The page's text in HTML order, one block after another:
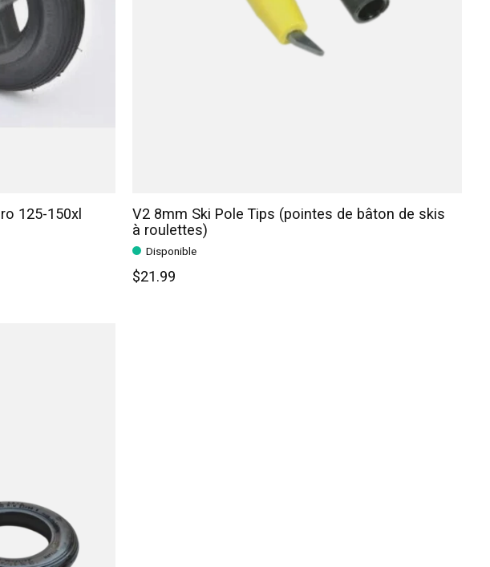
125-150xl V2 8mm Ski Pole Tips (pointes de bâton de skis
à roulettes)
Disponible
$21.99